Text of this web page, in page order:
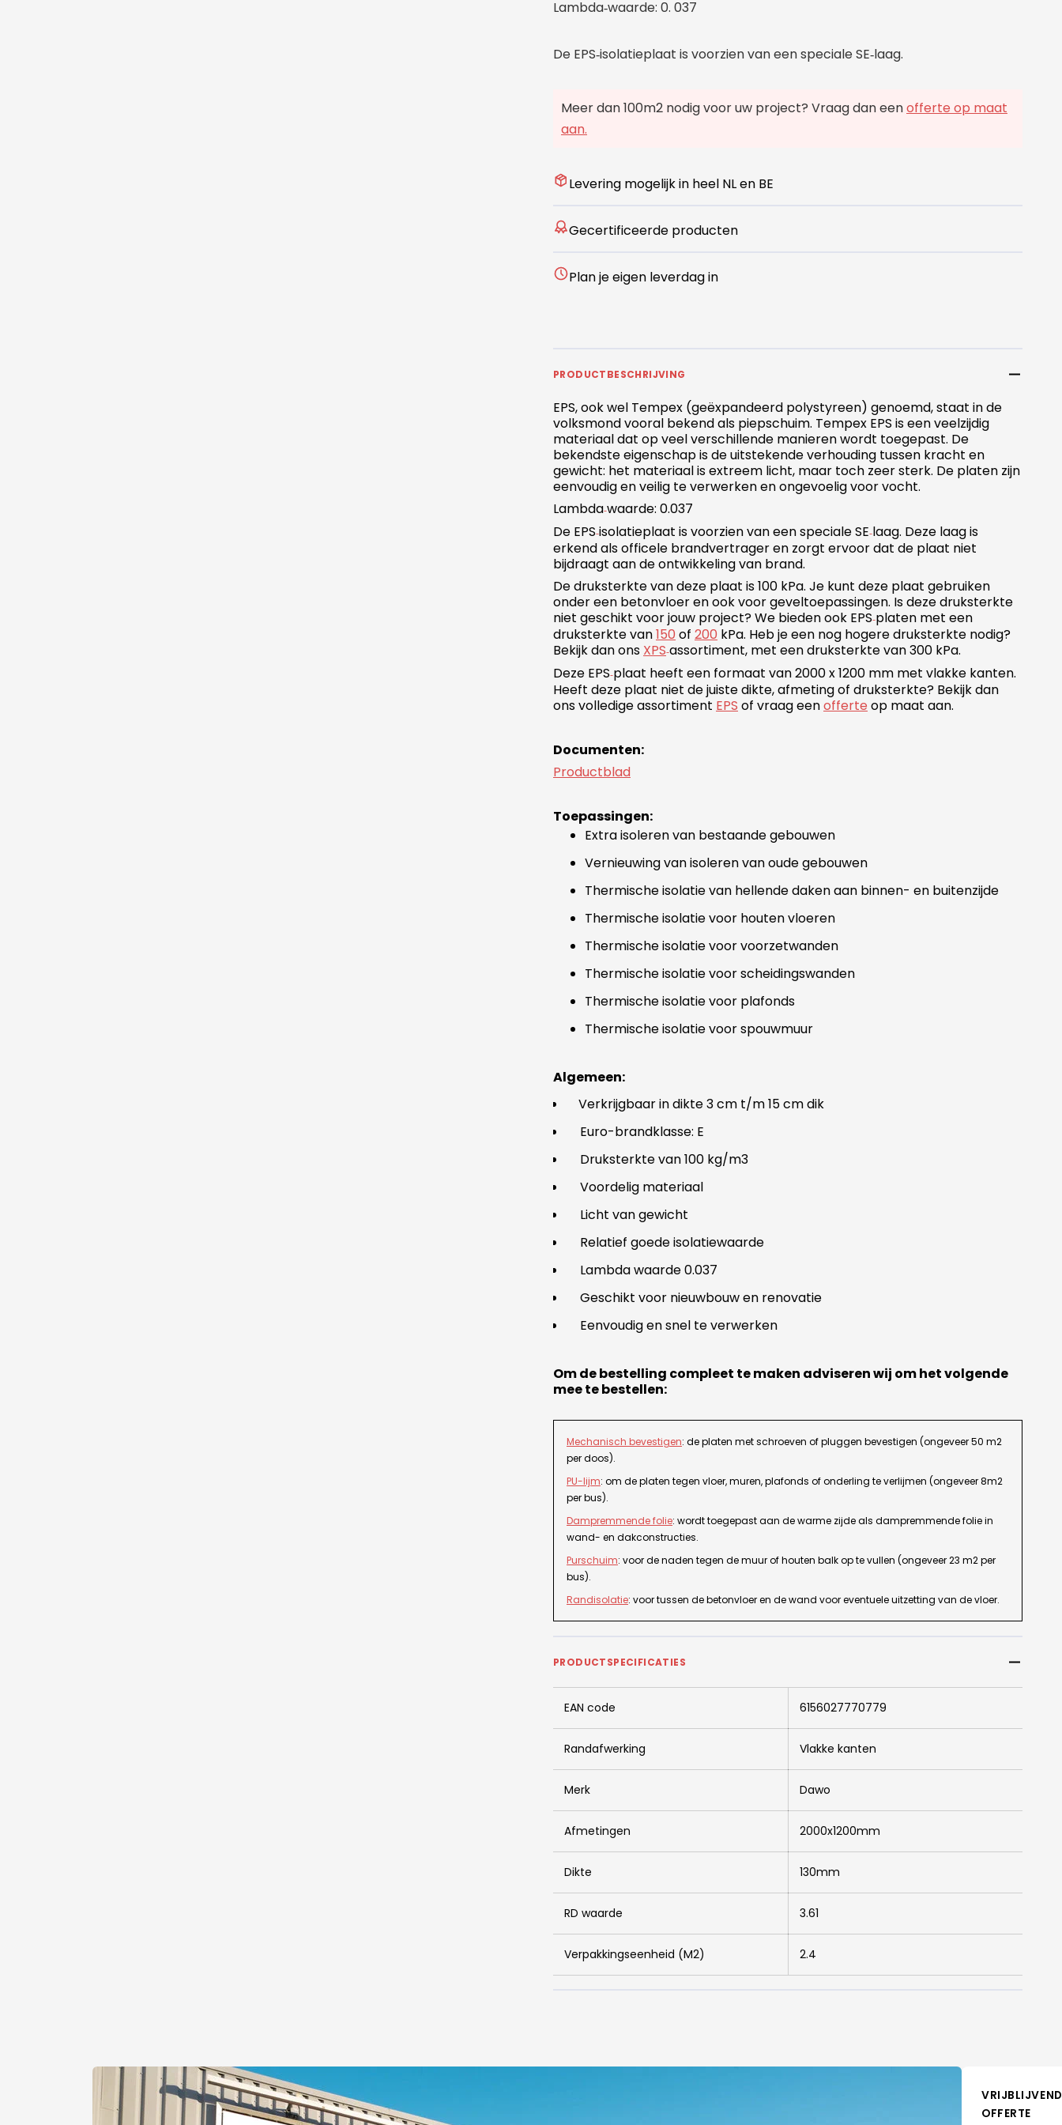
Lambda‑waarde: 0. 037
De EPS‑isolatieplaat is voorzien van een speciale SE‑laag.
Meer dan 100m2 nodig voor uw project? Vraag dan eenofferte op maat
aan.
Levering mogelijk in heel NL en BE
Gecertificeerde producten
Plan je eigen leverdag in
PRODUCTBESCHRIJVING
EPS, ook wel Tempex (geëxpandeerd polystyreen) genoemd, staat in de
volksmond vooral bekend als piepschuim. Tempex EPS is een veelzijdig
materiaal dat op veel verschillende manieren wordt toegepast. De
bekendste eigenschap is de uitstekende verhouding tussen kracht en
gewicht: het materiaal is extreem licht, maar toch zeer sterk. De platen zijn
eenvoudig en veilig te verwerken en ongevoelig voor vocht.
Lambda‑waarde: 0.037
De EPS‑isolatieplaat is voorzien van een speciale SE‑laag. Deze laag is
erkend als officele brandvertrager en zorgt ervoor dat de plaat niet
bijdraagt aan de ontwikkeling van brand.
De druksterkte van deze plaat is 100 kPa. Je kunt deze plaat gebruiken
onder een betonvloer en ook voor geveltoepassingen. Is deze druksterkte
niet geschikt voor jouw project? We bieden ook EPS‑platen met een
druksterkte van150 of 200 kPa. Heb je een nog hogere druksterkte nodig?
Bekijk dan ons XPS‑assortiment, met een druksterkte van 300 kPa.
Deze EPS‑plaat heeft een formaat van 2000 x 1200 mm met vlakke kanten.
Heeft deze plaat niet de juiste dikte, afmeting of druksterkte? Bekijk dan
ons volledige assortiment EPS of vraag eenofferte op maat aan.
Documenten:
Productblad
Toepassingen:
Extra isoleren van bestaande gebouwen
Vernieuwing van isoleren van oude gebouwen
Thermische isolatie van hellende daken aan binnen- en buitenzijde
Thermische isolatie voor houten vloeren
Thermische isolatie voor voorzetwanden
Thermische isolatie voor scheidingswanden
Thermische isolatie voor plafonds
Thermische isolatie voor spouwmuur
Algemeen:
Verkrijgbaar in dikte 3 cm t/m 15 cm dik
Euro-brandklasse: E
Druksterkte van 100 kg/m3
Voordelig materiaal
Licht van gewicht
Relatief goede isolatiewaarde
Lambda waarde 0.037
Geschikt voor nieuwbouw en renovatie
Eenvoudig en snel te verwerken
Om de bestelling compleet te maken adviseren wij om het volgende
mee te bestellen:
Mechanisch bevestigen: de platen met schroeven of pluggen bevestigen (ongeveer 50 m2
per doos).
PU-lijm: om de platen tegen vloer, muren, plafonds of onderling te verlijmen (ongeveer 8m2
per bus).
Dampremmende folie: wordt toegepast aan de warme zijde als dampremmende folie in
wand- en dakconstructies.
Purschuim: voor de naden tegen de muur of houten balk op te vullen (ongeveer 23 m2 per
bus).
Randisolatie: voor tussen de betonvloer en de wand voor eventuele uitzetting van de vloer.
PRODUCTSPECIFICATIES
EAN code 6156027770779
Randafwerking Vlakke kanten
Merk Dawo
Afmetingen 2000x1200mm
Dikte 130mm
RD waarde 3.61
Verpakkingseenheid (M2) 2.4
OFFERTE